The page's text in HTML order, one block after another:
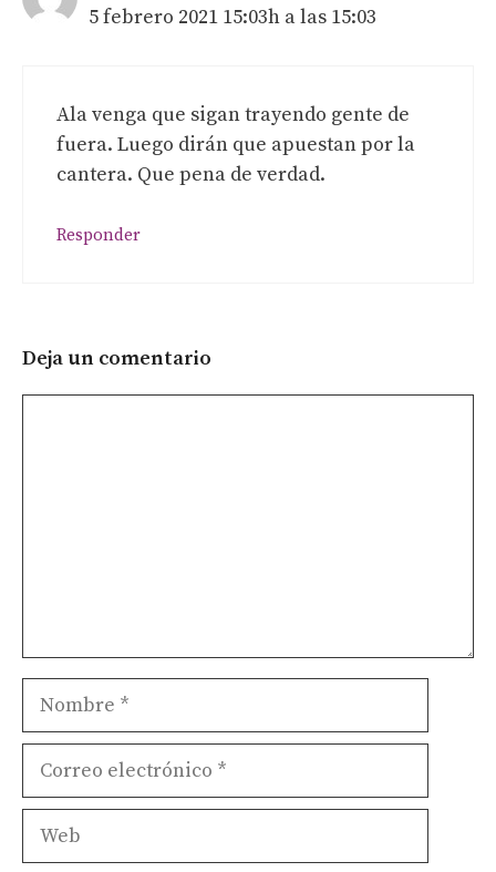
5 febrero 2021 15:03h a las 15:03
Ala venga que sigan trayendo gente de
fuera. Luego dirán que apuestan por la
cantera. Que pena de verdad.
Responder
Deja un comentario
Nombre
Correo
Web